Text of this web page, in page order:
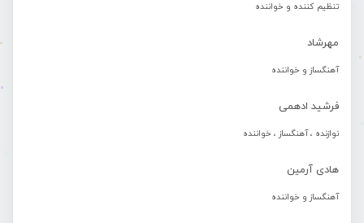
تنظیم کننده و خواننده
مهرشاد
آهنگساز و خواننده
فرشید ادهمی
نوازنده ، آهنگساز ، خواننده
هادی آرمین
آهنگساز و خواننده